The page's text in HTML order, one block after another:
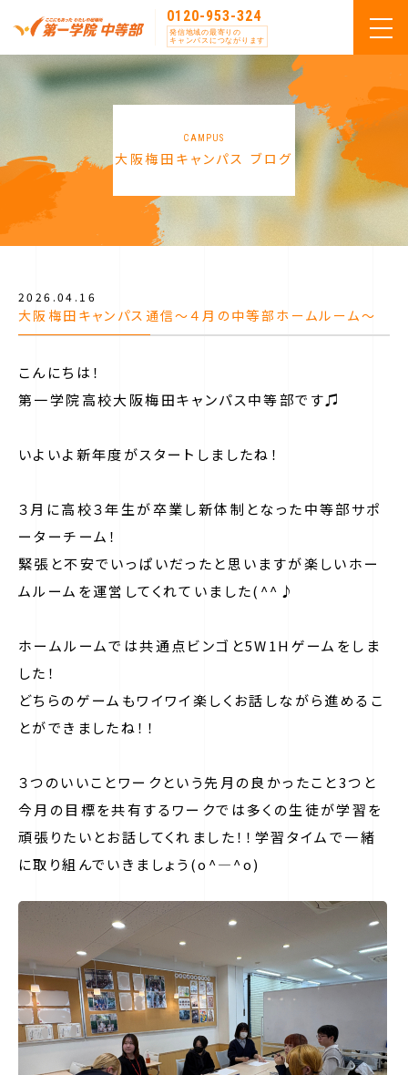
0120-953-324
発信地域の最寄りの
キャンパスにつながります
CAMPUS
大阪梅田キャンパス ブログ
2026.04.16
大阪梅田キャンパス通信～４月の中等部ホームルーム～
こんにちは！
第一学院高校大阪梅田キャンパス中等部です♫
いよいよ新年度がスタートしましたね！
３月に高校３年生が卒業し新体制となった中等部サポ
ーターチーム！
緊張と不安でいっぱいだったと思いますが楽しいホー
ムルームを運営してくれていました(^^♪
ホームルームでは共通点ビンゴと5W1Hゲームをしま
した！
どちらのゲームもワイワイ楽しくお話しながら進めるこ
とができましたね！！
３つのいいことワークという先月の良かったこと3つと
今月の目標を共有するワークでは多くの生徒が学習を
頑張りたいとお話してくれました！！学習タイムで一緒
に取り組んでいきましょう(o^―^o)